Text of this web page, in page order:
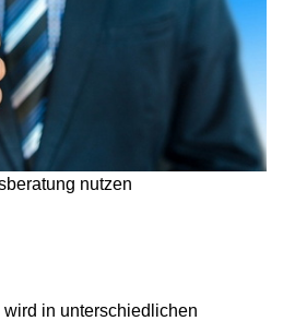
nutzen
in unterschiedlichen